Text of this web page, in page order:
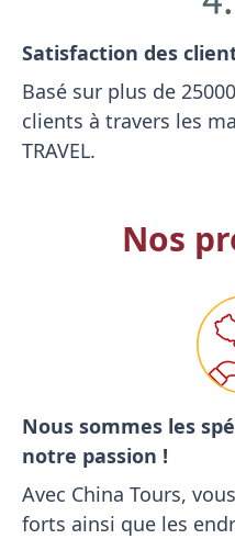
Satisfaction des
Basé sur plus de
clients à travers les
TRAVEL.
Nos
Nous sommes les
notre passion !
Avec China Tours,
forts ainsi que les